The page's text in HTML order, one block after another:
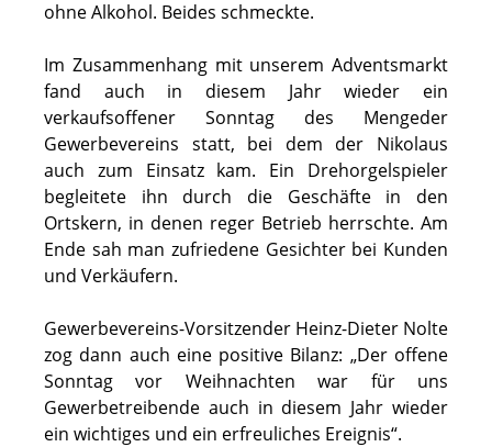
ohne Alkohol. Beides schmeckte.
Im Zusammenhang mit unserem Adventsmarkt
fand auch in diesem Jahr wieder ein
verkaufsoffener Sonntag des Mengeder
Gewerbevereins statt, bei dem der Nikolaus
auch zum Einsatz kam. Ein Drehorgelspieler
begleitete ihn durch die Geschäfte in den
Ortskern, in denen reger Betrieb herrschte. Am
Ende sah man zufriedene Gesichter bei Kunden
und Verkäufern.
Gewerbevereins-Vorsitzender Heinz-Dieter Nolte
zog dann auch eine positive Bilanz: „Der offene
Sonntag vor Weihnachten war für uns
Gewerbetreibende auch in diesem Jahr wieder
ein wichtiges und ein erfreuliches Ereignis“.